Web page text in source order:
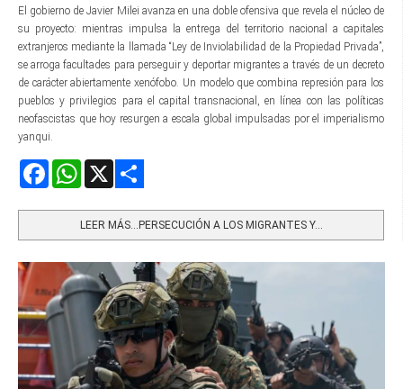
El gobierno de Javier Milei avanza en una doble ofensiva que revela el núcleo de
su proyecto: mientras impulsa la entrega del territorio nacional a capitales
extranjeros mediante la llamada “Ley de Inviolabilidad de la Propiedad Privada”,
se arroga facultades para perseguir y deportar migrantes a través de un decreto
de carácter abiertamente xenófobo. Un modelo que combina represión para los
pueblos y privilegios para el capital transnacional, en línea con las políticas
neofascistas que hoy resurgen a escala global impulsadas por el imperialismo
yanqui.
FacebookWhatsApp
LEER MÁS…PERSECUCIÓN A LOS MIGRANTES Y...